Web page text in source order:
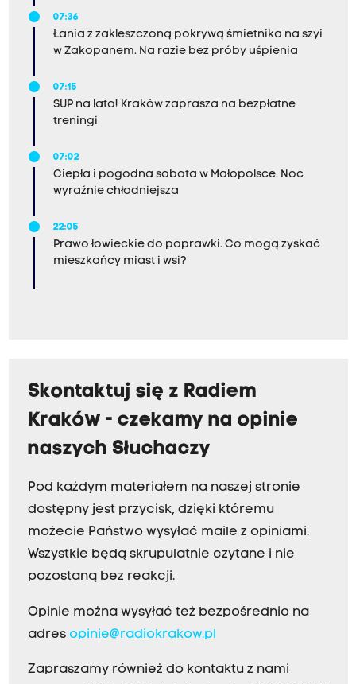
07:36
Łania z zakleszczoną pokrywą śmietnika na szyi
w Zakopanem. Na razie bez próby uśpienia
07:15
SUP na lato! Kraków zaprasza na bezpłatne
treningi
07:02
Ciepła i pogodna sobota w Małopolsce. Noc
wyraźnie chłodniejsza
22:05
Prawo łowieckie do poprawki. Co mogą zyskać
mieszkańcy miast i wsi?
Skontaktuj się z Radiem
Kraków - czekamy na opinie
naszych Słuchaczy
Pod każdym materiałem na naszej stronie
dostępny jest przycisk, dzięki któremu
możecie Państwo wysyłać maile z opiniami.
Wszystkie będą skrupulatnie czytane i nie
pozostaną bez reakcji.
Opinie można wysyłać też bezpośrednio na
adres opinie@radiokrakow.pl
Zapraszamy również do kontaktu z nami